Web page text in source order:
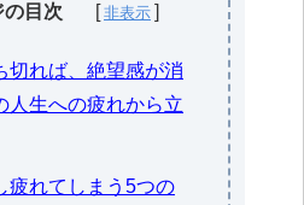
の目次
切れば、絶望感が消
人生への疲れから立
疲れてしまう5つの